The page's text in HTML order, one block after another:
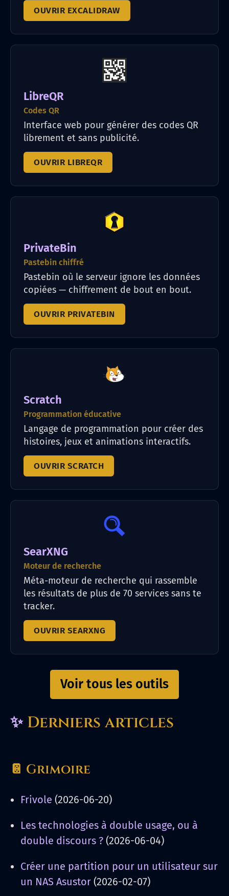
OUVRIR EXCALIDRAW
LibreQR
Codes QR
Interface web pour générer des codes QR
librement et sans publicité.
OUVRIR LIBREQR
PrivateBin
Pastebin chiffré
Pastebin où le serveur ignore les données
copiées — chiffrement de bout en bout.
OUVRIR PRIVATEBIN
Scratch
Programmation éducative
Langage de programmation pour créer des
histoires, jeux et animations interactifs.
OUVRIR SCRATCH
SearXNG
Moteur de recherche
Méta-moteur de recherche qui rassemble
les résultats de plus de 70 services sans te
tracker.
OUVRIR SEARXNG
Voir tous les outils
✨Derniers articles
📔 Grimoire
Frivole (2026-06-20)
Les technologies à double usage, ou à
double discours ? (2026-06-04)
Créer une partition pour un utilisateur sur
un NAS Asustor (2026-02-07)